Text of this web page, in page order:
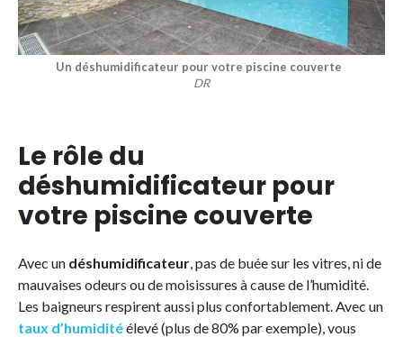
Un déshumidificateur pour votre piscine couverte
DR
Le rôle du
déshumidificateur pour
votre piscine couverte
Avec un déshumidificateur , pas de buée sur les vitres, ni de
mauvaises odeurs ou de moisissures à cause de l’humidité.
Les baigneurs respirent aussi plus confortablement. Avec un
taux d’humiditéélevé (plus de 80% par exemple), vous